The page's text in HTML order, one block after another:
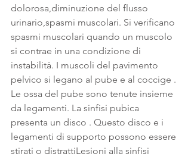
dolorosa,diminuzione del flusso
urinario,spasmi muscolari. Si verificano
spasmi muscolari quando un muscolo
si contrae in una condizione di
instabilità. I muscoli del pavimento
pelvico si legano al pube e al coccige .
Le ossa del pube sono tenute insieme
da legamenti. La sinfisi pubica
presenta un disco . Questo disco e i
legamenti di supporto possono essere
stirati o distrattiLesioni alla sinfisi